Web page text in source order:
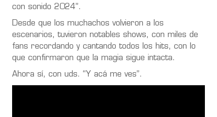
con sonido 2024”.
Desde que los muchachos volvieron a los
escenarios, tuvieron notables shows, con miles de
fans recordando y cantando todos los hits, con lo
que confirmaron que la magia sigue intacta.
Ahora sí, con uds. “Y acá me ves”.